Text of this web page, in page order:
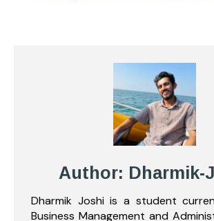
Author: Dharmik-
Dharmik Joshi is a student
Business Management and